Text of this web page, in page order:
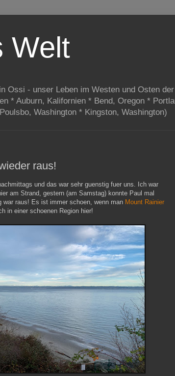
Welt
Ossi - unser Leben im Westen und Osten
* Auburn, Kalifornien * Bend, Oregon *
Washington * Kingston, Washington)
raus!
und das war sehr guenstig fuer uns. Ich war
am Strand, gestern (am Samstag) konnte Paul mal
war raus! Es ist immer schoen, wenn man Mount Rainier
in einer schoenen Region hier!